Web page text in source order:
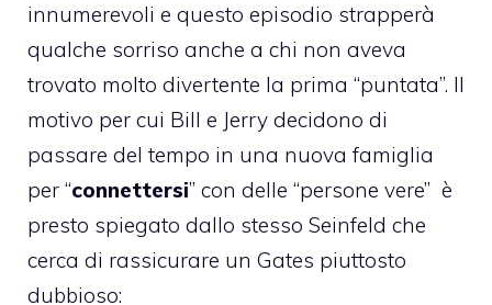
innumerevoli e questo episodio strapperà
qualche sorriso anche a chi non aveva
trovato molto divertente la prima “puntata”. Il
motivo per cui Bill e Jerry decidono di
passare del tempo in una nuova famiglia
per “connettersi” con delle “persone vere” è
presto spiegato dallo stesso Seinfeld che
cerca di rassicurare un Gates piuttosto
dubbioso: